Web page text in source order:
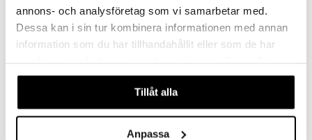
annons- och analysföretag som vi samarbetar med.
Dessa kan i sin tur kombinera informationen med annan
information som du har tillhandahållit eller som de har
våra cookies vid fortsatt användande av vår webbplats.
Tillåt alla
Anpassa
44,99 € 34,99